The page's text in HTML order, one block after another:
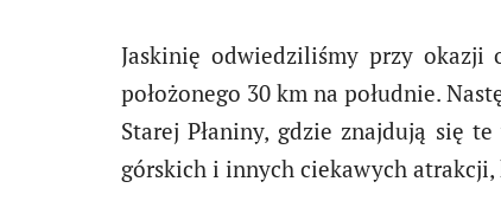
Jaskinię odwiedziliśmy przy okazji
położonego 30 km na południe.
Starej Płaniny, gdzie znajdują się
górskich i innych ciekawych atrakcji,